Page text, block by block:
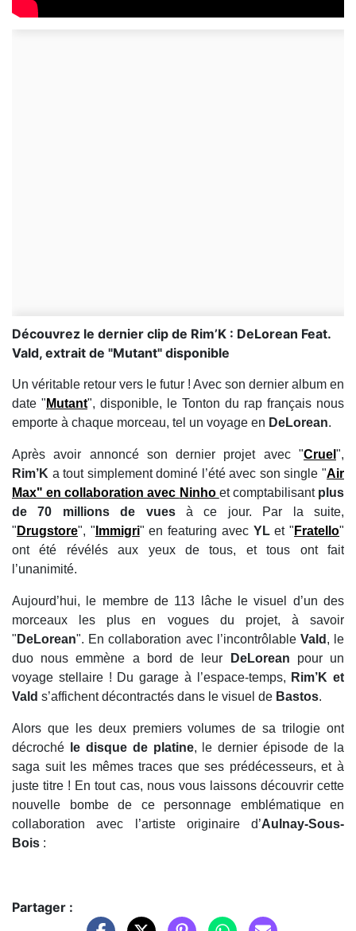
Découvrez le dernier clip de Rim’K : DeLorean Feat.
Vald, extrait de "Mutant" disponible
Un véritable retour vers le futur ! Avec son dernier album en
date " Mutant", disponible, le Tonton du rap français nous
emporte à chaque morceau, tel un voyage en DeLorean.
Après avoir annoncé son dernier projet avec "Cruel ",
Rim’K a tout simplement dominé l’été avec son single "Air
Max" en collaboration avec Ninho et comptabilisant plus
de 70 millions de vuesà ce jour. Par la suite,
" Drugstore", " Immigri" en featuring avec YLet " Fratello"
ont été révélés aux yeux de tous, et tous ont fait
l’unanimité.
Aujourd’hui, le membre de 113 lâche le visuel d’un des
morceaux les plus en vogues du projet, à savoir
" DeLorean". En collaboration avec l’incontrôlable Vald , le
duo nous emmène a bord de leur
DeLorean pour un
voyage stellaire ! Du garage à l’espace-temps, Rim’K et
Vald s’affichent décontractés dans le visuel de Bastos.
Alors que les deux premiers volumes de sa trilogie ont
décroché
le disque de platine, le dernier épisode de la
saga suit les mêmes traces que ses prédécesseurs, et à
juste titre ! En tout cas, nous vous laissons découvrir cette
nouvelle bombe de ce personnage emblématique en
collaboration avec l’artiste originaire d’Aulnay-Sous-
Bois :
Partager :